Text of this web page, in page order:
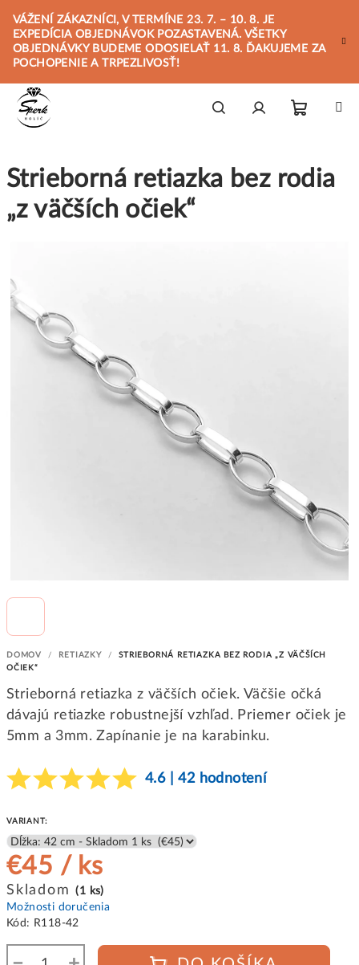
obsah
VÁŽENÍ ZÁKAZNÍCI, V TERMÍNE 23. 7. – 10. 8. JE
EXPEDÍCIA OBJEDNÁVOK POZASTAVENÁ. VŠETKY
OBJEDNÁVKY BUDEME ODOSIELAŤ 11. 8. ĎAKUJEME ZA
POCHOPENIE A TRPEZLIVOSŤ!
košík
DOMOV / RETIAZKY /
STRIEBORNÁ RETIAZKA BEZ RODIA „Z VÄČŠÍCH
OČIEK“
Strieborná retiazka z väčších očiek. Väčšie očká
dávajú retiazke robustnejší vzhľad. Priemer očiek je
5mm a 3mm. Zapínanie je na karabinku.
4.6 | 42 hodnotení
VARIANT:
€45 / ks
Jednotková
cena:
Skladom(1 ks)
Možnosti doručenia
Kód: R118-42
Strieborná retiazka bez rodia
„z väčších očiek“